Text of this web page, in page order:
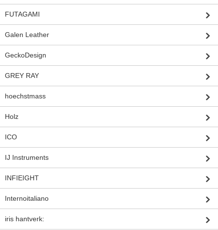
FUTAGAMI
Galen Leather
GeckoDesign
GREY RAY
hoechstmass
Holz
ICO
IJ Instruments
INFIEIGHT
Internoitaliano
iris hantverk: